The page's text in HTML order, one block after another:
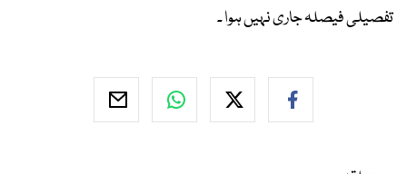
تفصیلی فیصلہ جاری نہیں ہوا ۔